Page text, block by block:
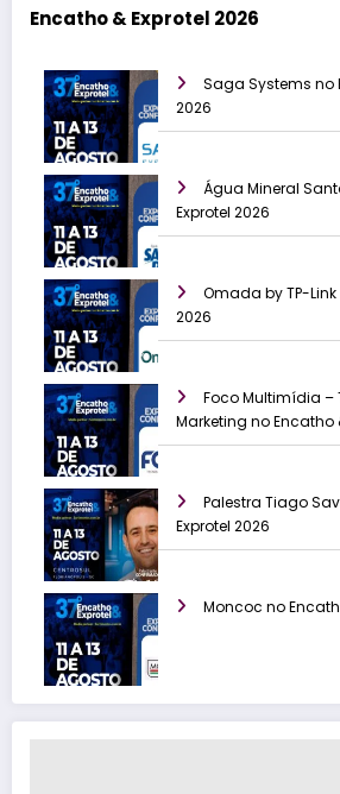
Encatho & Exprotel 2026
Saga Systems no
2026
Água Mineral
Exprotel 2026
Omada by TP-
2026
Foco Multimídia –
Marketing no Encatho
Palestra Tiago
Exprotel 2026
Moncoc no